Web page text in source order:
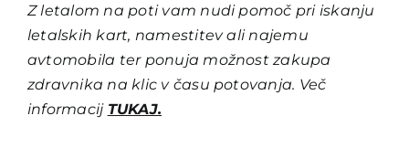
Z letalom na poti vam nudi pomoč pri iskanju
letalskih kart, namestitev ali najemu
avtomobila ter ponuja možnost zakupa
zdravnika na klic v času potovanja. Več
informacij TUKAJ.